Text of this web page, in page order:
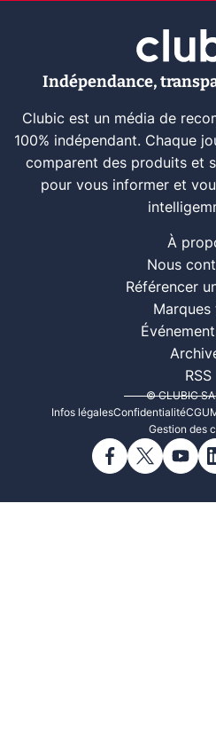
Indépendance,
Clubic est un média de
100% indépendant. Chaque
comparent des produits et
pour vous informer et
À
Nous
Référencer
Marques
RSS
© CLUBIC
Infos légalesConfidentialitéCGU
Gestion des